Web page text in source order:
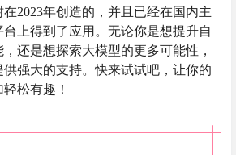
2023年创造的，并且已经在国内主
上得到了应用。无论你是想提升自
，还是想探索大模型的更多可能性，
供强大的支持。快来试试吧，让你的
松有趣！